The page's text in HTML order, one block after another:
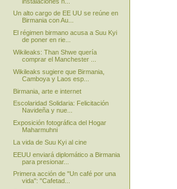
Un alto cargo de EE UU se reúne en
Birmania con Au...
El régimen birmano acusa a Suu Kyi
de poner en rie...
Wikileaks: Than Shwe quería
comprar el Manchester ...
Wikileaks sugiere que Birmania,
Camboya y Laos esp...
Birmania, arte e internet
Escolaridad Solidaria: Felicitación
Navideña y nue...
Exposición fotográfica del Hogar
Maharmuhni
La vida de Suu Kyi al cine
EEUU enviará diplomático a Birmania
para presionar...
Primera acción de "Un café por una
vida": "Cafetad...